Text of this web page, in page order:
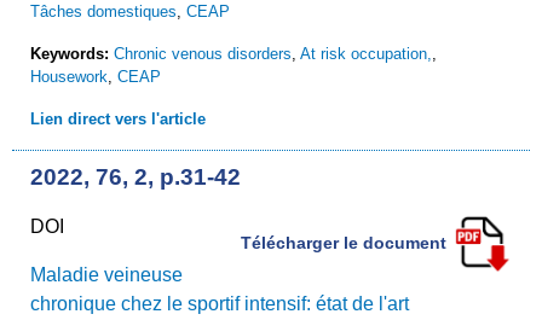
Tâches domestiques CEAP
Keywords: Chronic venous disorders At risk occupation,
Housework CEAP
Lien direct vers l'article
2022, 76, 2, p.31-42
DOI
Télécharger le document
Maladie veineuse
chronique chez le sportif intensif: état de l'art